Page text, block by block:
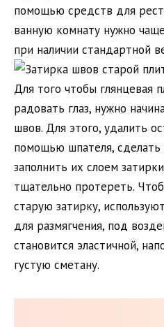
помощью средств для
ванную комнату нужно
при наличии стандартной
Для того чтобы глянцевая
радовать глаз, нужно
швов. Для этого, удалить
помощью шпателя,
заполнить их слоем
тщательно протереть.
старую затирку,
для размягчения, под
становится эластичной,
густую сметану.